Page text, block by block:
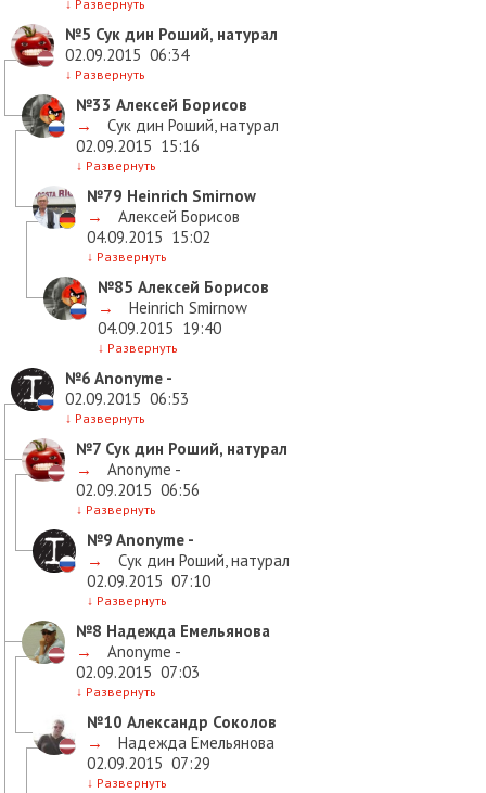
↓ Развернуть
№5 Сук дин Роший, натурал
02.09.2015 06:34
↓ Развернуть
№33 Алексей Борисов
→
Сук дин Роший, натурал
02.09.2015 15:16
↓ Развернуть
№79 Heinrich Smirnow
→
Алексей Борисов
04.09.2015 15:02
↓ Развернуть
№85 Алексей Борисов
→
Heinrich Smirnow
04.09.2015 19:40
↓ Развернуть
№6 Anonyme -
02.09.2015 06:53
↓ Развернуть
№7 Сук дин Роший, натурал
→
Anonyme -
02.09.2015 06:56
↓ Развернуть
№9 Anonyme -
→
Сук дин Роший, натурал
02.09.2015 07:10
↓ Развернуть
№8 Надежда Емельянова
→
Anonyme -
02.09.2015 07:03
↓ Развернуть
№10 Александр Соколов
→
Надежда Емельянова
02.09.2015 07:29
↓ Развернуть